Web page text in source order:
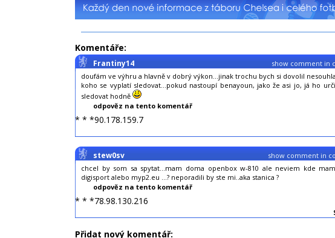
Komentáře:
show comment in
Frantiny14
doufám ve výhru a hlavně v dobrý výkon...jinak trochu bych si dovolil
koho se vyplatí sledovat...pokud nastoupí benayoun, jako že asi jo, já ho
sledovat hodně
odpověz na tento komentář
* * *90.178.159.7
show comment in
stew0sv
chcel by som sa spytat...mam doma openbox w-810 ale neviem kde
digisport alebo myp2.eu ...? neporadili by ste mi..aka stanica ?
odpověz na tento komentář
* * *78.98.130.216
Přidat nový komentář: